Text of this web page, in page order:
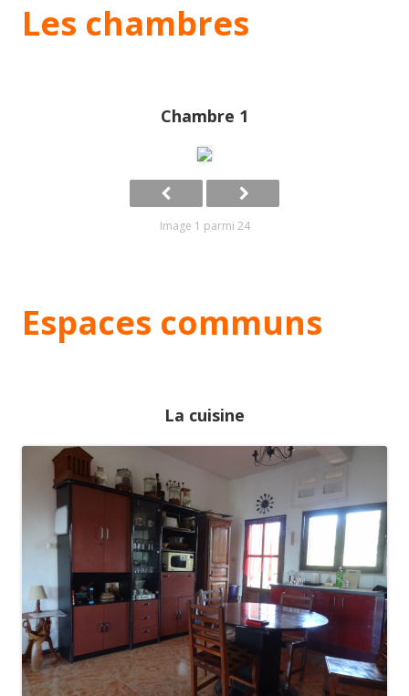
Les chambres
Chambre 1
Image 1 parmi 24
Espaces communs
La cuisine